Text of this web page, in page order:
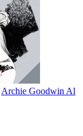
Archie Goodwin Al